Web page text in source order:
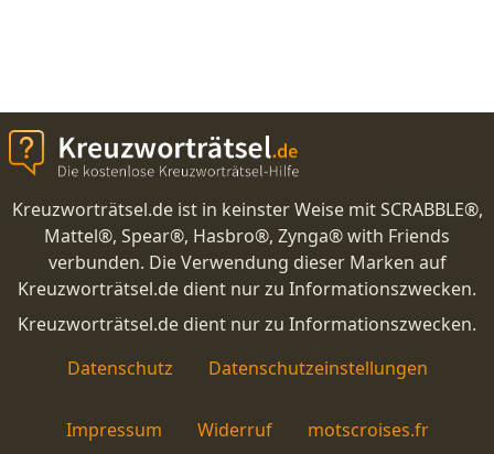
Kreuzworträtsel.de ist in keinster Weise mit SCRABBLE®,
Mattel®, Spear®, Hasbro®, Zynga® with Friends
verbunden. Die Verwendung dieser Marken auf
Kreuzworträtsel.de dient nur zu Informationszwecken.
Kreuzworträtsel.de dient nur zu Informationszwecken.
Datenschutz
Datenschutzeinstellungen
Impressum Widerruf motscroises.fr